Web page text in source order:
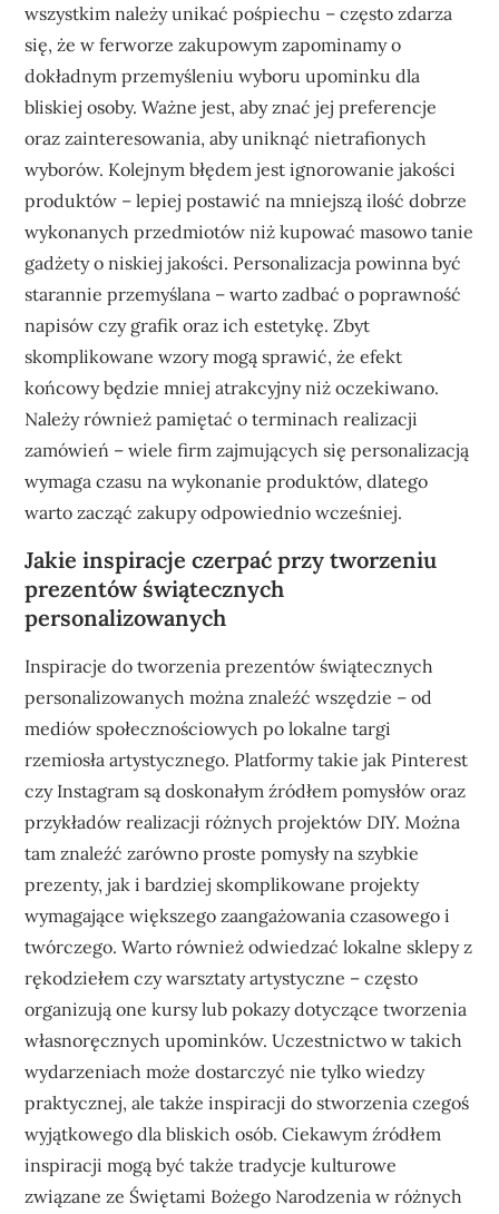
wszystkim należy unikać pośpiechu – często zdarza
się, że w ferworze zakupowym zapominamy o
dokładnym przemyśleniu wyboru upominku dla
bliskiej osoby. Ważne jest, aby znać jej preferencje
oraz zainteresowania, aby uniknąć nietrafionych
wyborów. Kolejnym błędem jest ignorowanie jakości
produktów – lepiej postawić na mniejszą ilość dobrze
wykonanych przedmiotów niż kupować masowo tanie
gadżety o niskiej jakości. Personalizacja powinna być
starannie przemyślana – warto zadbać o poprawność
napisów czy grafik oraz ich estetykę. Zbyt
skomplikowane wzory mogą sprawić, że efekt
końcowy będzie mniej atrakcyjny niż oczekiwano.
Należy również pamiętać o terminach realizacji
zamówień – wiele firm zajmujących się personalizacją
wymaga czasu na wykonanie produktów, dlatego
warto zacząć zakupy odpowiednio wcześniej.
Jakie inspiracje czerpać przy tworzeniu
prezentów świątecznych
personalizowanych
Inspiracje do tworzenia prezentów świątecznych
personalizowanych można znaleźć wszędzie – od
mediów społecznościowych po lokalne targi
rzemiosła artystycznego. Platformy takie jak Pinterest
czy Instagram są doskonałym źródłem pomysłów oraz
przykładów realizacji różnych projektów DIY. Można
tam znaleźć zarówno proste pomysły na szybkie
prezenty, jak i bardziej skomplikowane projekty
wymagające większego zaangażowania czasowego i
twórczego. Warto również odwiedzać lokalne sklepy z
rękodziełem czy warsztaty artystyczne – często
organizują one kursy lub pokazy dotyczące tworzenia
własnoręcznych upominków. Uczestnictwo w takich
wydarzeniach może dostarczyć nie tylko wiedzy
praktycznej, ale także inspiracji do stworzenia czegoś
wyjątkowego dla bliskich osób. Ciekawym źródłem
inspiracji mogą być także tradycje kulturowe
związane ze Świętami Bożego Narodzenia w różnych